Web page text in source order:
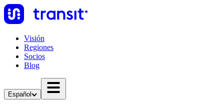
Visión
Regiones
Socios
Blog
Español